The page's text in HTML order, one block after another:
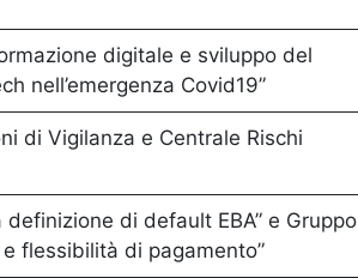
digitale e sviluppo del
nell’emergenza Covid19”
di Vigilanza e Centrale Rischi
definizione di default EBA” e Gruppo
flessibilità di pagamento”